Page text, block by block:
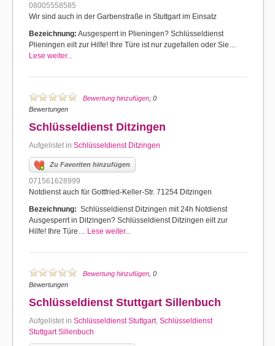
08005558585
Wir sind auch in der Garbenstraße in Stuttgart im Einsatz
Bezeichnung: Ausgesperrt in Plieningen? Schlüsseldienst
Plieningen eilt zur Hilfe! Ihre Türe ist nur zugefallen oder Sie…
Lese weiter...
Bewertung hinzufügen , 0
Bewertungen
Schlüsseldienst Ditzingen
Aufgelistet in Schlüsseldienst Ditzingen
Zu Favoriten hinzufügen
071561628999
Notdienst auch für Gottfried-Keller-Str. 71254 Ditzingen
Bezeichnung: Schlüsseldienst Ditzingen mit 24h Notdienst
Ausgesperrt in Ditzingen? Schlüsseldienst Ditzingen eilt zur
Hilfe! Ihre Türe… Lese weiter...
Bewertung hinzufügen , 0
Bewertungen
Schlüsseldienst Stuttgart Sillenbuch
Aufgelistet in Schlüsseldienst Stuttgart, Schlüsseldienst
Stuttgart Sillenbuch